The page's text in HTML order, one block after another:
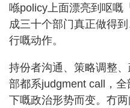
喺policy上面漂亮到呕嘅
成三十个部门真正做得
行嘅动作。
持份者沟通、策略调整
部都系judgment call，
下嘅政治形势而变。冇